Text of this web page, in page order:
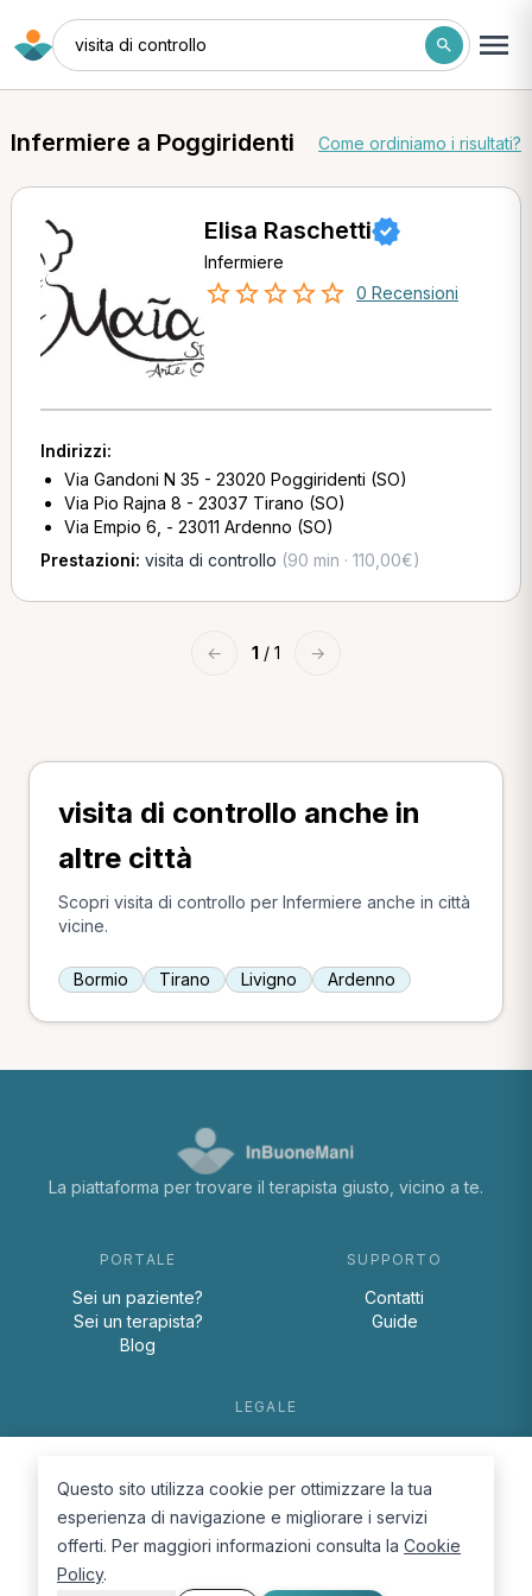
visita di controllo
Infermiere a Poggiridenti Come ordiniamo i risultati?
Elisa Raschetti
Infermiere
0 Recensioni
Indirizzi:
Via Gandoni N 35 - 23020 Poggiridenti (SO)
Via Pio Rajna 8 - 23037 Tirano (SO)
Via Empio 6, - 23011 Ardenno (SO)
Prestazioni: visita di controllo (90 min · 110,00€)
← 1 / 1 →
visita di controllo anche in
altre città
Scopri visita di controllo per Infermiere anche in città
vicine.
Bormio Tirano Livigno Ardenno
La piattaforma per trovare il terapista giusto, vicino a te.
PORTALE
Sei un paziente?
Sei un terapista?
Blog
SUPPORTO
Contatti
Guide
LEGALE
Cookie Policy
Questo sito utilizza cookie per ottimizzare la tua
esperienza di navigazione e migliorare i servizi
offerti. Per maggiori informazioni consulta la Cookie
Policy.